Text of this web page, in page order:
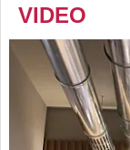
VIDEO